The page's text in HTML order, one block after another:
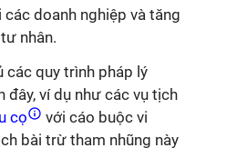
doanh nghiệp và tăng
nhân.
các quy trình pháp lý
ví dụ như các vụ tịch
cọ
với cáo buộc vi
bài trừ tham nhũng này